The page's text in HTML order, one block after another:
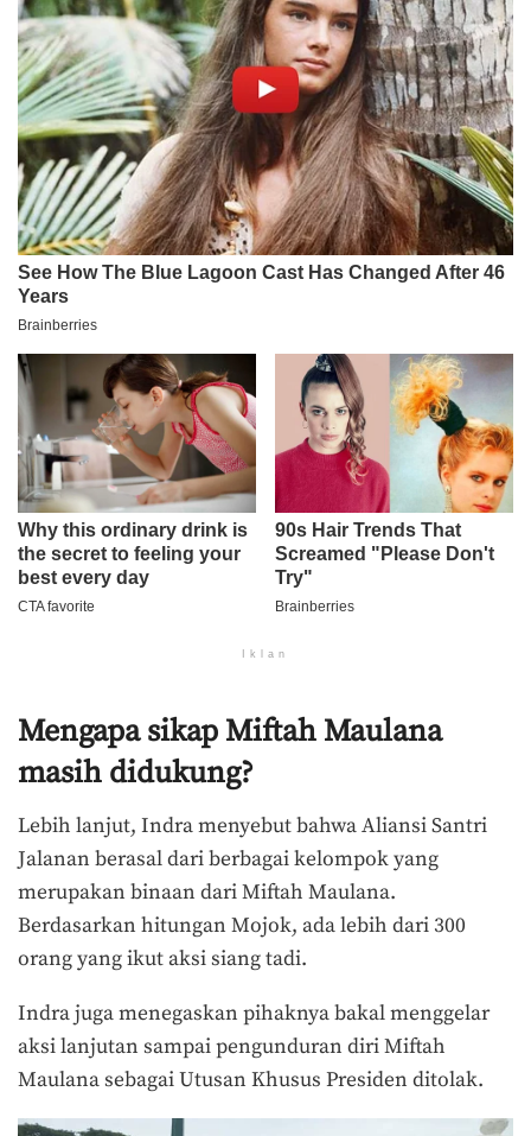
Iklan
Mengapa sikap Miftah Maulana
masih didukung?
Lebih lanjut, Indra menyebut bahwa Aliansi Santri
Jalanan berasal dari berbagai kelompok yang
merupakan binaan dari Miftah Maulana.
Berdasarkan hitungan Mojok, ada lebih dari 300
orang yang ikut aksi siang tadi.
Indra juga menegaskan pihaknya bakal menggelar
aksi lanjutan sampai pengunduran diri Miftah
Maulana sebagai Utusan Khusus Presiden ditolak.